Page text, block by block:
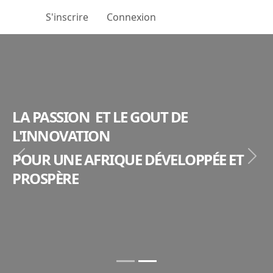
S'inscrire Connexion
LA PASSION ET LE GOUT DE
L'INNOVATION
POUR UNE AFRIQUE DÉVELOPPÉE ET
PROSPÈRE
Next Next